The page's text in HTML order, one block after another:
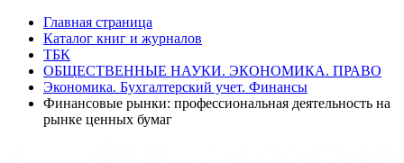
Главная страница
Каталог книг и журналов
ТБК
ОБЩЕСТВЕННЫЕ НАУКИ. ЭКОНОМИКА. ПРАВО
Экономика. Бухгалтерский учет. Финансы
Финансовые рынки: профессиональная деятельность на
рынке ценных бумаг